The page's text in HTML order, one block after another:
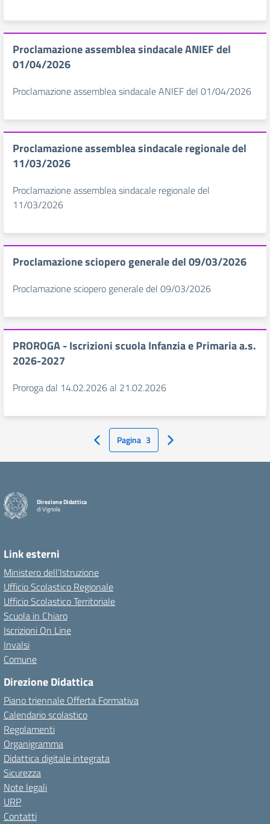
Proclamazione assemblea sindacale ANIEF del
01/04/2026
Proclamazione assemblea sindacale ANIEF del 01/04/2026
Proclamazione assemblea sindacale regionale del
11/03/2026
Proclamazione assemblea sindacale regionale del
11/03/2026
Proclamazione sciopero generale del 09/03/2026
Proclamazione sciopero generale del 09/03/2026
PROROGA - Iscrizioni scuola Infanzia e Primaria a.s.
2026-2027
Proroga dal 14.02.2026 al 21.02.2026
Pagina Precedente
Pagina 3 Pagina Successiva
Direzione Didattica
di Vignola
Link esterni
Ministero dell'Istruzione
Ufficio Scolastico Regionale
Ufficio Scolastico Territoriale
Scuola in Chiaro
Iscrizioni On Line
Invalsi
Comune
Direzione Didattica
Piano triennale Offerta Formativa
Calendario scolastico
Regolamenti
Organigramma
Didattica digitale integrata
Sicurezza
Note legali
URP
Contatti